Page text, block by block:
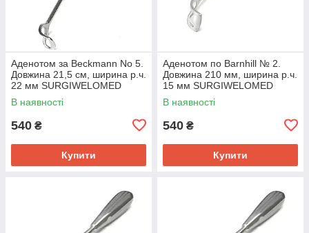
Аденотом за Beckmann No 5.
Довжина 21,5 см, ширина р.ч.
22 мм SURGIWELOMED
В наявності
540 ₴
Купити
Аденотом по Barnhill № 2.
Довжина 210 мм, ширина р.ч.
15 мм SURGIWELOMED
В наявності
540 ₴
Купити